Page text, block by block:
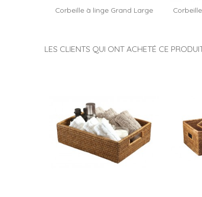
Corbeille à linge Grand Large
LES CLIENTS QUI ONT ACHETÉ CE